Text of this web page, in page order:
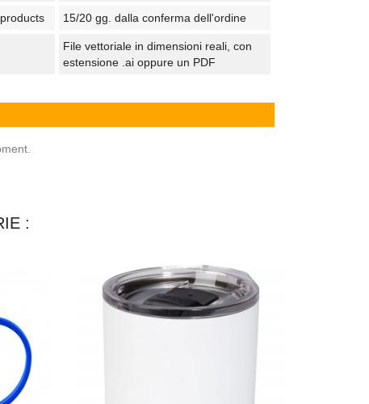
15/20 gg. dalla conferma dell'ordine
File vettoriale in dimensioni reali, con
estensione .ai oppure un PDF
: